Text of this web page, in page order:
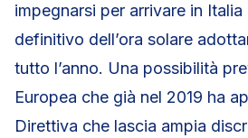
impegnarsi per arrivare in Italia
definitivo dell’ora solare
tutto l’anno. Una possibilità
Europea che già nel 2019 ha
Direttiva che lascia ampia